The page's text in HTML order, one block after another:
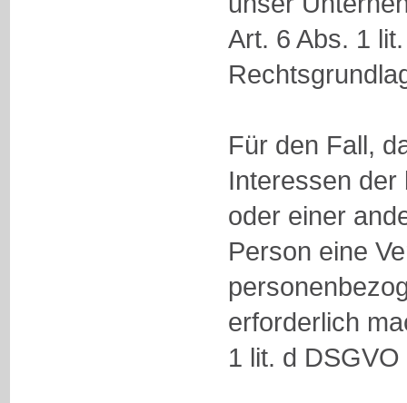
Art. 6 Abs. 1
Für den Fall,
Interessen der
oder einer
Person eine
erforderlich
1 lit. d